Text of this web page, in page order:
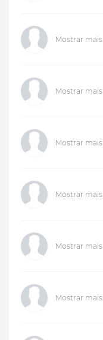
Mostrar mais
Mostrar mais
Mostrar mais
Mostrar mais
Mostrar mais
Mostrar mais